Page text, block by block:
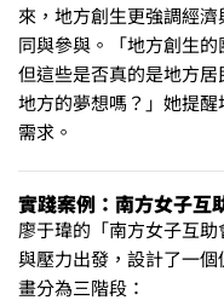
來，地方創生更強調經
同與參與。「地方創生
但這些是否真的是地方
地方的夢想嗎？」她提
需求。
實踐案例：南方女子互
廖于瑋的「南方女子互
與壓力出發，設計了一
畫分為三階段：